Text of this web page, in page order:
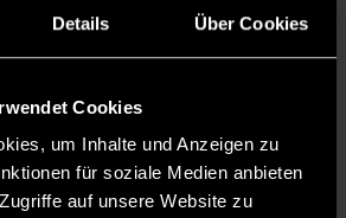
Details Über Cookies
Cookies
um Inhalte und Anzeigen zu
für soziale Medien anbieten
auf unsere Website zu
Regierungserklärung
CDU-Generalsekretär
sagte in der ARD-